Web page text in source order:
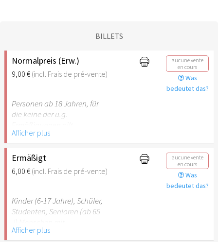
BILLETS
Normalpreis (Erw.)
9,00 €(incl. Frais de pré-vente)
aucune vente
en cours
Was
bedeutet das?
Personen ab 18 Jahren, für
die keine der u.g.
Afficher plus
Ermäßigt
6,00 €(incl. Frais de pré-vente)
aucune vente
en cours
Was
bedeutet das?
Kinder (6-17 Jahre), Schüler,
Studenten, Senioren (ab 65
Behinderung (ab 50%),
Afficher plus